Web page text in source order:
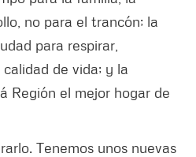
no para el trancón; la
para respirar,
de vida; y la
Región el mejor hogar de
Tenemos unos nuevas